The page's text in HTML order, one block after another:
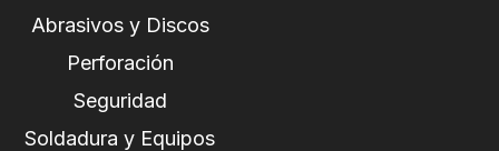
Abrasivos y Discos
Perforación
Seguridad
Soldadura y Equipos